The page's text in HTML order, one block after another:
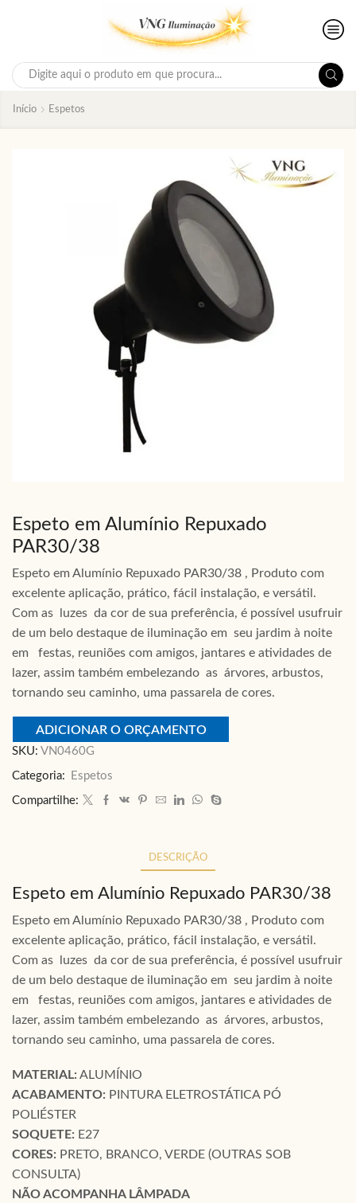
Search
Início Espetos
Espeto em Alumínio Repuxado
PAR30/38
Espeto em Alumínio Repuxado PAR30/38 , Produto com
excelente aplicação, prático, fácil instalação, e versátil.
Com as luzes da cor de sua preferência, é possível usufruir
de um belo destaque de iluminação em seu jardim à noite
em festas, reuniões com amigos, jantares e atividades de
lazer, assim também embelezando as árvores, arbustos,
tornando seu caminho, uma passarela de cores.
ADICIONAR O ORÇAMENTO
SKU: VN0460G
Categoria: Espetos
Compartilhe:
DESCRIÇÃO
Espeto em Alumínio Repuxado PAR30/38
Espeto em Alumínio Repuxado PAR30/38 , Produto com
excelente aplicação, prático, fácil instalação, e versátil.
Com as luzes da cor de sua preferência, é possível usufruir
de um belo destaque de iluminação em seu jardim à noite
em festas, reuniões com amigos, jantares e atividades de
lazer, assim também embelezando as árvores, arbustos,
tornando seu caminho, uma passarela de cores.
MATERIAL: ALUMÍNIO
ACABAMENTO: PINTURA ELETROSTÁTICA PÓ
POLIÉSTER
SOQUETE: E27
CORES: PRETO, BRANCO, VERDE (OUTRAS SOB
CONSULTA)
NÃO ACOMPANHA LÂMPADA